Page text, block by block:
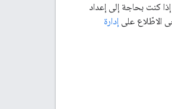
كنت بحاجة إلى إعداد
الاطّلاع على إدارة